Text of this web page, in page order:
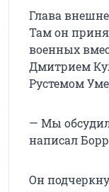
Глава
Там он
военных
Дмитрием
Рустемом
— Мы
написал
Он